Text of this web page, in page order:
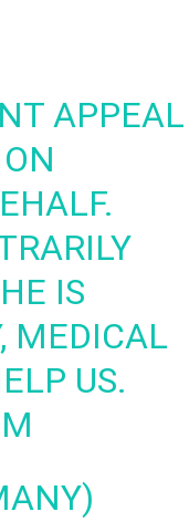
APPEAL
IS
MEDICAL
US.